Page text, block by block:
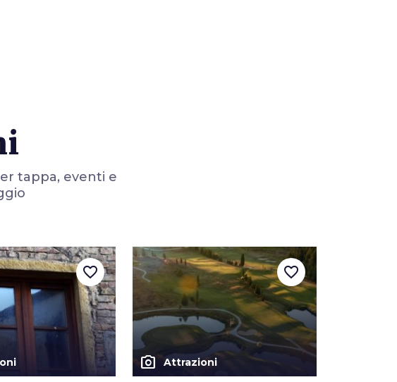
tappa, eventi e
favorite_border
photo_camera Attrazioni
favorite_border